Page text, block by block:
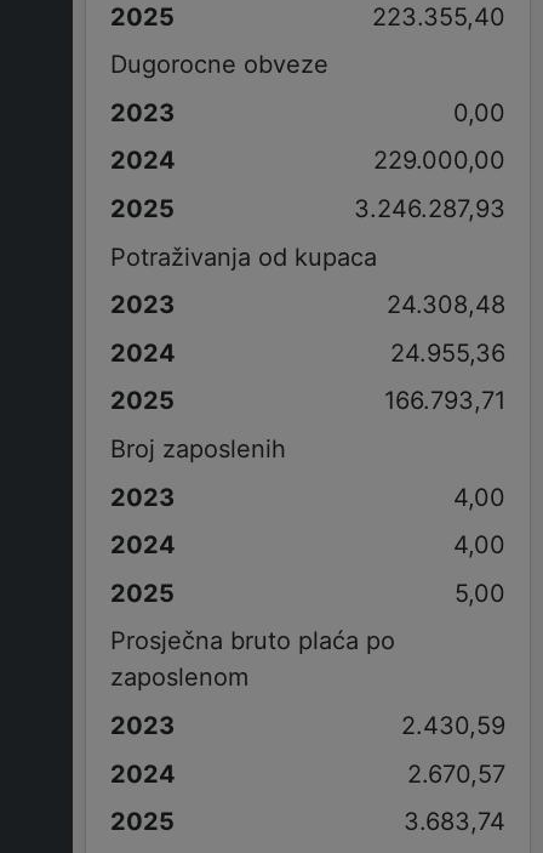
223.355,40
Dugorocne obveze
0,00
229.000,00
3.246.287,93
Potraživanja od kupaca
24.308,48
24.955,36
166.793,71
Broj zaposlenih
4,00
4,00
5,00
Prosječna bruto plaća po
zaposlenom
2.430,59
2.670,57
3.683,74